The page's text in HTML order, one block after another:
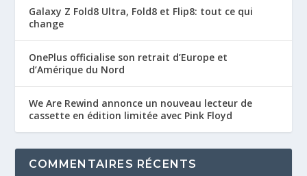
Galaxy Z Fold8 Ultra, Fold8 et Flip8: tout ce qui
change
OnePlus officialise son retrait d’Europe et
d’Amérique du Nord
We Are Rewind annonce un nouveau lecteur de
cassette en édition limitée avec Pink Floyd
COMMENTAIRES RÉCENTS